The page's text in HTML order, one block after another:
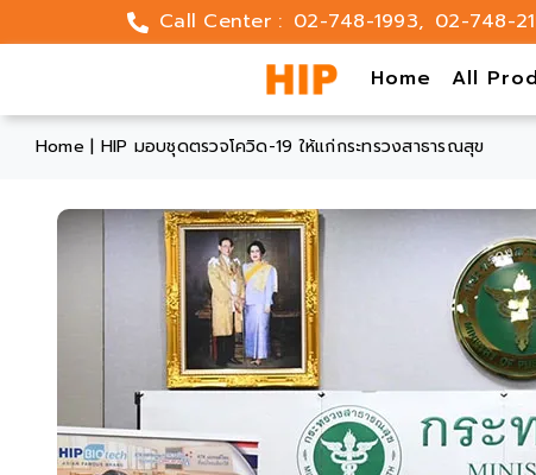
to
Call Center : 02-748-1993, 02-748-
Home
All
Home| HIP มอบชุดตรวจโควิด-19 ให้แก่กระทรวงสาธารณสุข